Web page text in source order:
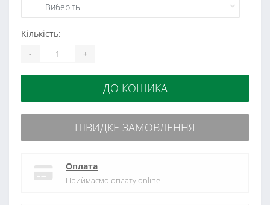
Кількість:
- +
ДО КОШИКА
ШВИДКЕ ЗАМОВЛЕННЯ
Оплата
Приймаємо оплату online